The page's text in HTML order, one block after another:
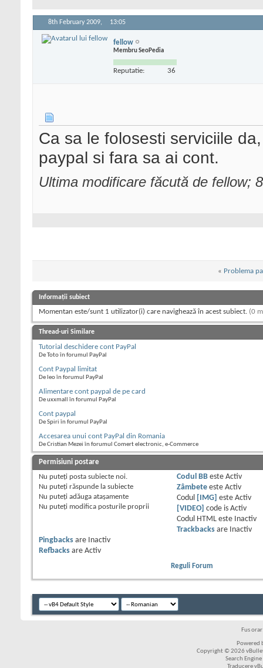
8th February 2009, 13:05
fellow
Membru SeoPedia
Reputatie: 36
Ca sa le folosesti serviciile
paypal si fara sa ai cont.
Ultima modificare făcută de fellow;
« Problema
Informații subiect
Momentan este/sunt 1 utilizator(i) care navighează în acest subiect. (0
Thread-uri Similare
Tutorial deschidere cont PayPal
De Toto în forumul PayPal
Cont Paypal limitat
De leo în forumul PayPal
Alimentare cont paypal de pe card
De uxxmall în forumul PayPal
Cont paypal
De Spiri în forumul PayPal
Accesarea unui cont PayPal din Romania
De Cristian Mezei în forumul Comert electronic, e-Commerce
Permisiuni postare
Nu puteţi posta subiecte noi.
Nu puteţi răspunde la subiecte
Nu puteţi adăuga ataşamente
Nu puteţi modifica posturile proprii
Codul BBeste Activ
Zâmbeteeste Activ
Codul
[IMG] este Activ
[VIDEO]
code is Activ
Codul HTML este
Inactiv
Trackbacksare
Inactiv
Pingbacks are
Inactiv
Refbacks are Activ
Reguli Forum
Fus
Powered
Copyright © 2026
Search